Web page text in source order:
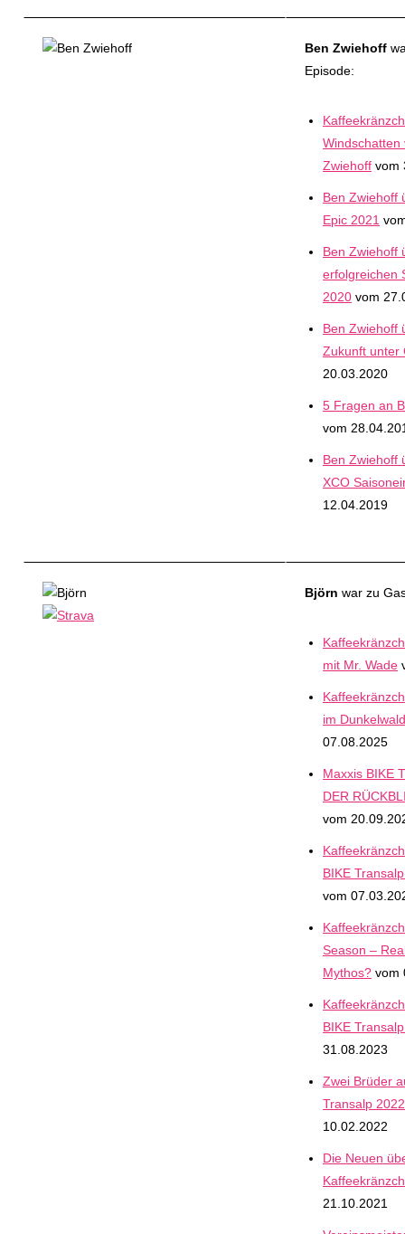
Ben Zwiehoff
Episode:
Windschatten
Zwiehoff vom
Ben Zwiehoff
Epic 2021
Ben Zwiehoff
erfolgreichen
2020 vom
Ben Zwiehoff
Zukunft unter
20.03.2020
5 Fragen an
vom
Ben Zwiehoff
XCO
12.04.2019
Björn war zu
mit Mr. Wade
im
07.08.2025
Maxxis BIKE
DER
vom
BIKE
vom
Season –
Mythos? vom
BIKE
31.08.2023
Zwei Brüder
Transalp
10.02.2022
Die Neuen
21.10.2021